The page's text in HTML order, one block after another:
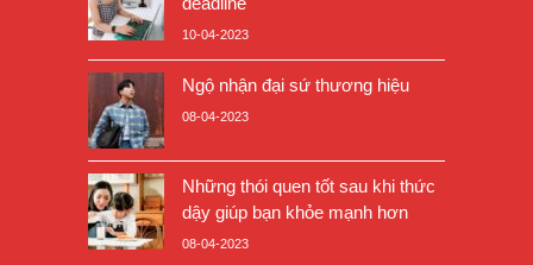
10-04-2023
Ngộ nhận đại sứ thương hiệu
08-04-2023
Những thói quen tốt sau khi thức
dậy giúp bạn khỏe mạnh hơn
08-04-2023